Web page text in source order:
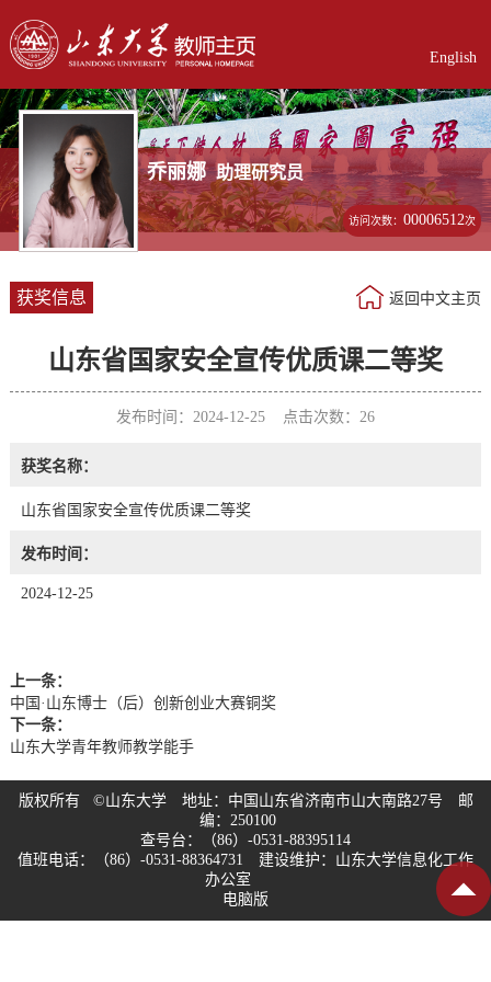
English
乔丽娜 助理研究员
访问次数：00006512次
获奖信息 返回中文主页
山东省国家安全宣传优质课二等奖
发布时间：2024-12-25 点击次数： 26
获奖名称：
山东省国家安全宣传优质课二等奖
发布时间：
2024-12-25
上一条：
中国·山东博士（后）创新创业大赛铜奖
下一条：
山东大学青年教师教学能手
版权所有 ©山东大学 地址：中国山东省济南市山大南路27号 邮
编：250100
查号台：（86）-0531-88395114
值班电话：（86）-0531-88364731 建设维护：山东大学信息化工作
办公室
电脑版